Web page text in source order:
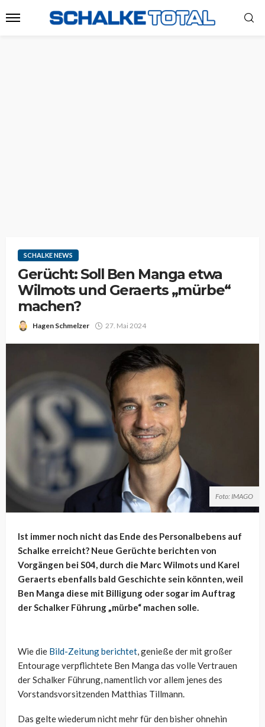
SCHALKE NEWS
Gerücht: Soll Ben Manga etwa
Wilmots und Geraerts „mürbe“
machen?
Hagen Schmelzer 27. Mai 2024
Foto: IMAGO
Ist immer noch nicht das Ende des Personalbebens auf
Schalke erreicht? Neue Gerüchte berichten von
Vorgängen bei S04, durch die Marc Wilmots und Karel
Geraerts ebenfalls bald Geschichte sein könnten, weil
Ben Manga diese mit Billigung oder sogar im Auftrag
der Schalker Führung „mürbe“ machen solle.
Wie die Bild-Zeitung berichtet, genieße der mit großer
Entourage verpflichtete Ben Manga das volle Vertrauen
der Schalker Führung, namentlich vor allem jenes des
Vorstandsvorsitzenden Matthias Tillmann.
Das gelte wiederum nicht mehr für den bisher ohnehin